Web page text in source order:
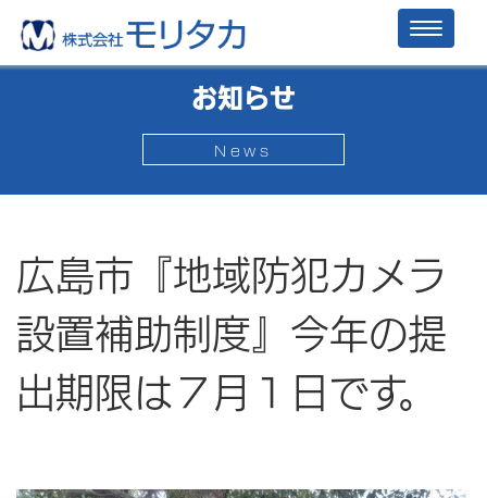
お知らせ
News
広島市『地域防犯カメラ
設置補助制度』今年の提
出期限は７月１日です。